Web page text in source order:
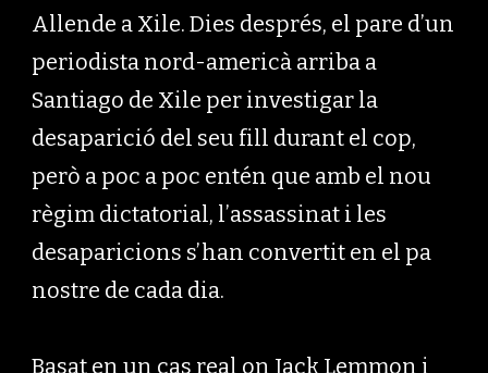
Allende a Xile. Dies després, el pare d’un
periodista nord-americà arriba a
Santiago de Xile per investigar la
desaparició del seu fill durant el cop,
però a poc a poc entén que amb el nou
règim dictatorial, l’assassinat i les
desaparicions s’han convertit en el pa
nostre de cada dia.
Basat en un cas real on Jack Lemmon i